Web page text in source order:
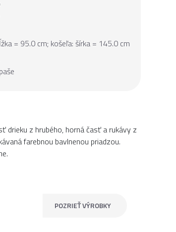
= 95.0 cm; košeľa: šírka = 145.0 cm
drieku z hrubého, horná časť a rukávy z
farebnou bavlnenou priadzou.
POZRIEŤ VÝROBKY